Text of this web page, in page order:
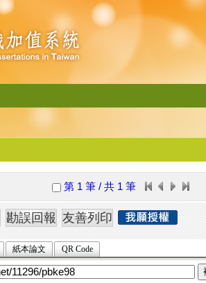
第 1 筆 / 共 1 筆
紙本論文 QR Code